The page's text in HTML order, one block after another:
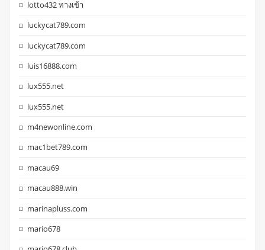
lotto432 ทางเข้า
luckycat789.com
luckycat789.com
luis16888.com
lux555.net
lux555.net
m4newonline.com
mac1bet789.com
macau69
macau888.win
marinapluss.com
mario678